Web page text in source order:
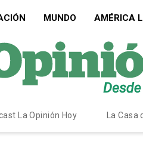
MUNDO AMÉRICA
La Opinión Hoy La